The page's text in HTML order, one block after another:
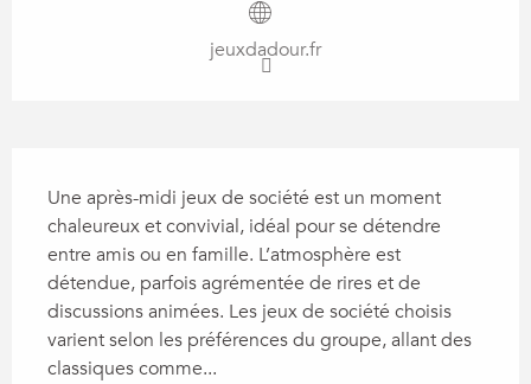
jeuxdadour.fr
Une après-midi jeux de société est un moment
chaleureux et convivial, idéal pour se détendre
entre amis ou en famille. L’atmosphère est
détendue, parfois agrémentée de rires et de
discussions animées. Les jeux de société choisis
varient selon les préférences du groupe, allant des
classiques comme...